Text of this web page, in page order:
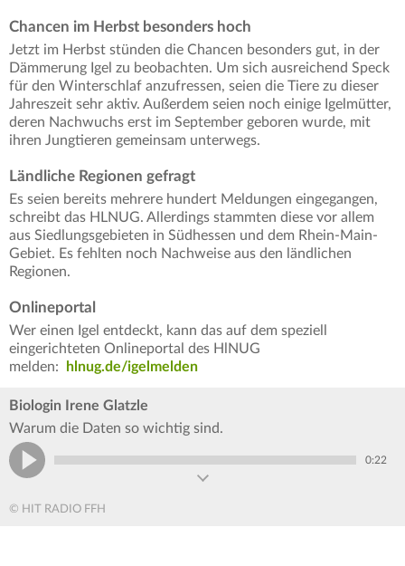
Chancen im Herbst besonders hoch
Jetzt im Herbst stünden die Chancen besonders gut, in der
Dämmerung Igel zu beobachten. Um sich ausreichend Speck
für den Winterschlaf anzufressen, seien die Tiere zu dieser
Jahreszeit sehr aktiv. Außerdem seien noch einige Igelmütter,
deren Nachwuchs erst im September geboren wurde, mit
ihren Jungtieren gemeinsam unterwegs.
Ländliche Regionen gefragt
Es seien bereits mehrere hundert Meldungen eingegangen,
schreibt das HLNUG. Allerdings stammten diese vor allem
aus Siedlungsgebieten in Südhessen und dem Rhein-Main-
Gebiet. Es fehlten noch Nachweise aus den ländlichen
Regionen.
Onlineportal
Wer einen Igel entdeckt, kann das auf dem speziell
eingerichteten Onlineportal des HlNUG
melden:
hlnug.de/igelmelden
Biologin Irene Glatzle
Warum die Daten so wichtig sind.
0:22
© HIT RADIO FFH